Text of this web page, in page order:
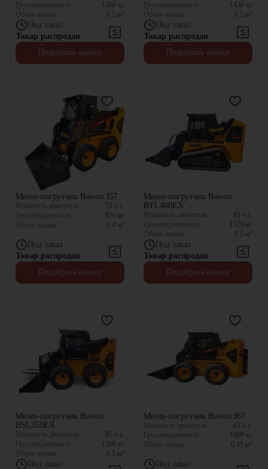
Грузоподъемность:
1200 кг
Объем ковша:
0.5 м³
Под заказ
Товар распродан
Подобрать аналог
Грузоподъемность:
1430 кг
Объем ковша:
0.5 м³
Под заказ
Товар распродан
Подобрать аналог
Мини-погрузчик Bawoo J57
Мощность двигателя: 53 л.с.
Грузоподъемность:
850 кг
Объем ковша:
0.4 м³
Под заказ
Товар распродан
Подобрать аналог
Мини-погрузчик Bawoo
BTL400EX
Мощность двигателя: 85 л.с.
Грузоподъемность:
1320 кг
Объем ковша:
0.5 м³
Под заказ
Товар распродан
Подобрать аналог
Мини-погрузчик Bawoo
BSL350EX
Мощность двигателя: 85 л.с.
Грузоподъемность:
1200 кг
Объем ковша:
0.5 м³
Под заказ
Мини-погрузчик Bawoo J67
Мощность двигателя: 63 л.с.
Грузоподъемность:
1000 кг
Объем ковша:
0.45 м³
Под заказ